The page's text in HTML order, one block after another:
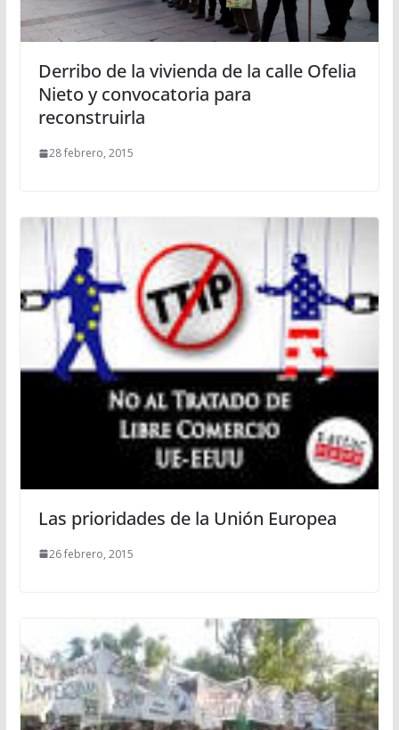
Derribo de la vivienda de la calle Ofelia
Nieto y convocatoria para
reconstruirla
28 febrero, 2015
Las prioridades de la Unión Europea
26 febrero, 2015